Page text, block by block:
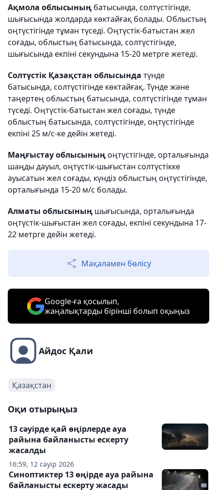
Ақмола облысының батысында, солтүстігінде,
шығысында жолдарда көктайғақ болады. Облыстың
оңтүстігінде тұман түседі. Оңтүстік-батыстан жел
соғады, облыстың батысында, солтүстігінде,
шығысында екпіні секундына 15-20 метрге жетеді.
Солтүстік Қазақстан облысында түнде
батысында, солтүстігінде көктайғақ. Түнде және
таңертең облыстың батысында, солтүстігінде тұман
түседі. Оңтүстік-батыстан жел соғады, түнде
облыстың батысында, солтүстігінде, оңтүстігінде
екпіні 25 м/с-ке дейін жетеді.
Маңғыстау облысыныңоңтүстігінде, орталығында
шаңды дауыл, оңтүстік-шығыстан солтүстікке
ауысатын жел соғады, күндіз облыстың оңтүстігінде,
орталығында 15-20 м/с болады.
Алматы облысының шығысында, орталығында
оңтүстік-шығыстан жел соғады, екпіні секундына 17-
22 метрге дейін жетеді.
Мақаламен бөлісу
Google-ға қосылып,
жаңалықтарды бірінші болып оқыңыз
Айдос Қали
Қазақстан
Оқи отырыңыз
16:59, 12 сәуір 2026
13 сәуірде қай өңірлерде ауа
райына байланысты ескерту
жасалды
Синоптиктер 13 өңірде ауа райына
байланысты ескерту жасады